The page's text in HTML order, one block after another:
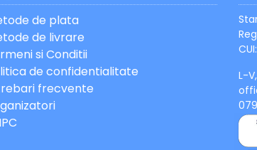
de plata
de livrare
si Conditii
de confidentialitate
frecvente
L-